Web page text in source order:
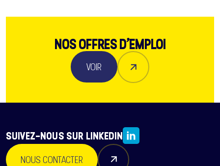
NOS OFFRES D’EMPLOI
VOIR
SUIVEZ-NOUS SUR LINKEDIN
NOUS CONTACTER